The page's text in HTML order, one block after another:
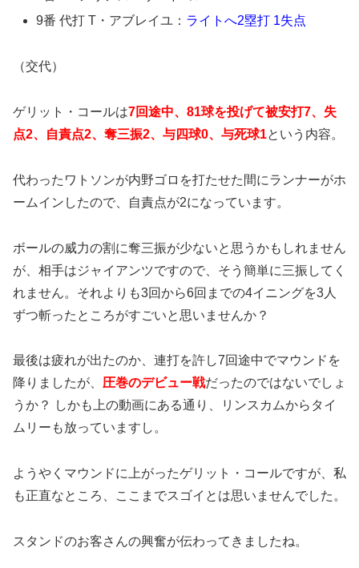
9番 代打 T・アブレイユ： ライトへ2塁打 1失点
（交代）
ゲリット・コールは7回途中、81球を投げて被安打7、失
点2、自責点2、奪三振2、与四球0、与死球1という内容。
代わったワトソンが内野ゴロを打たせた間にランナーがホ
ームインしたので、自責点が2になっています。
ボールの威力の割に奪三振が少ないと思うかもしれません
が、相手はジャイアンツですので、そう簡単に三振してく
れません。それよりも3回から6回までの4イニングを3人
ずつ斬ったところがすごいと思いませんか？
最後は疲れが出たのか、連打を許し7回途中でマウンドを
降りましたが、 圧巻のデビュー戦だったのではないでしょ
うか？ しかも上の動画にある通り、リンスカムからタイ
ムリーも放っていますし。
ようやくマウンドに上がったゲリット・コールですが、私
も正直なところ、ここまでスゴイとは思いませんでした。
スタンドのお客さんの興奮が伝わってきましたね。